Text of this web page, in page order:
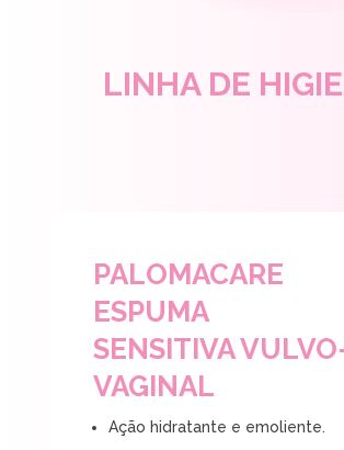
LINHA DE
PALOMACARE
ESPUMA
SENSITIVA
VAGINAL
Ação hidratante e emoliente.